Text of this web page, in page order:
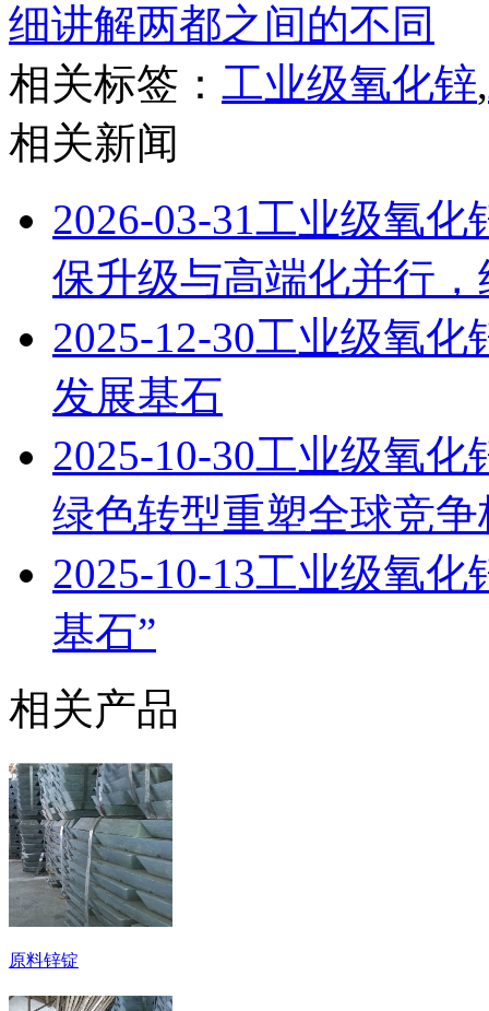
细讲解两都之间的不同
相关标签： 工业级氧化锌,
相关新闻
2026-03-31工业级氧化
保升级与高端化并行
2025-12-30工业级氧化
发展基石
2025-10-30工业级氧化
绿色转型重塑全球竞争
2025-10-13工业级氧化
基石”
相关产品
原料锌锭